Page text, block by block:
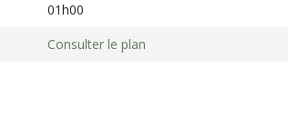
01h00
Consulter le plan